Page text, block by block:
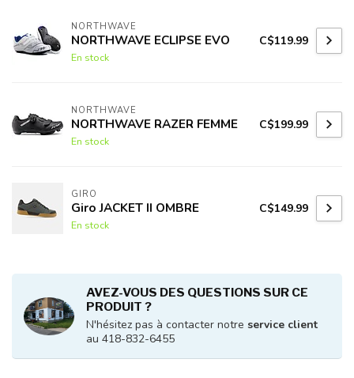
NORTHWAVE
NORTHWAVE ECLIPSE EVO
En stock
C$119.99
NORTHWAVE
NORTHWAVE RAZER FEMME
En stock
C$199.99
GIRO
Giro JACKET II OMBRE
En stock
C$149.99
AVEZ-VOUS DES QUESTIONS SUR CE
PRODUIT ?
N'hésitez pas à contacter notre service client
au 418-832-6455